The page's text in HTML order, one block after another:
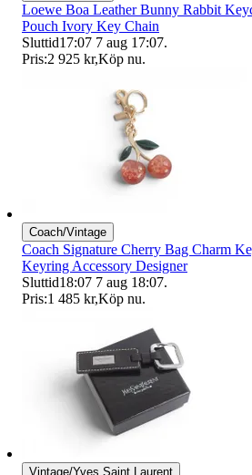
Loewe Boa Leather Bunny Rabbit
Pouch Ivory Key Chain
Sluttid17:07 7 aug 17:07.
Pris:2 925 kr,Köp nu.
Coach/Vintage
Coach Signature Cherry Bag Charm
Keyring Accessory Designer
Sluttid18:07 7 aug 18:07.
Pris:1 485 kr,Köp nu.
Vintage/Yves Saint Laurent